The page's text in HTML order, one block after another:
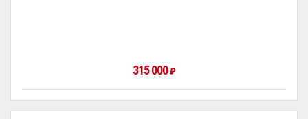
315 000₽